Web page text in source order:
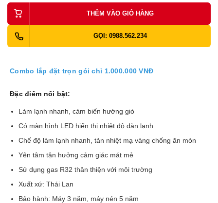
THÊM VÀO GIỎ HÀNG
GỌI: 0988.562.234
Combo lắp đặt trọn gói chỉ 1.000.000 VNĐ
Đặc điểm nổi bật:
Làm lạnh nhanh, cảm biến hướng gió
Có màn hình LED hiển thị nhiệt độ dàn lạnh
Chế độ làm lạnh nhanh, tản nhiệt mạ vàng chống ăn mòn
Yên tâm tận hưởng cảm giác mát mẻ
Sử dụng gas R32 thân thiện với môi trường
Xuất xứ: Thái Lan
Bảo hành: Máy 3 năm, máy nén 5 năm